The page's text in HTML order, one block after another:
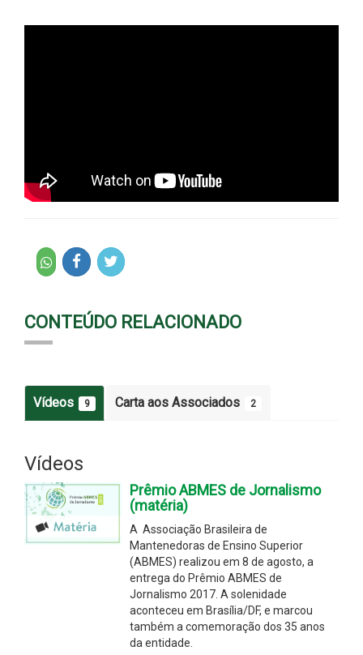
CONTEÚDO RELACIONADO
Vídeos 9 Carta aos Associados 2
Vídeos
Prêmio ABMES de Jornalismo
(matéria)
A Associação Brasileira de
Mantenedoras de Ensino Superior
(ABMES) realizou em 8 de agosto, a
entrega do Prêmio ABMES de
Jornalismo 2017. A solenidade
aconteceu em Brasília/DF, e marcou
também a comemoração dos 35 anos
da entidade.